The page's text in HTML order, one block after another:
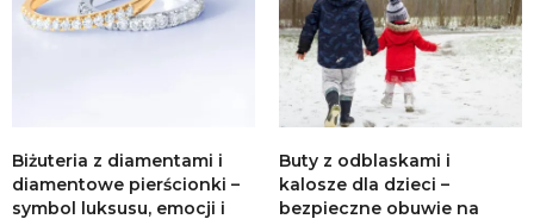
Biżuteria z diamentami i
diamentowe pierścionki –
symbol luksusu, emocji i
Buty z odblaskami i
kalosze dla dzieci –
bezpieczne obuwie na